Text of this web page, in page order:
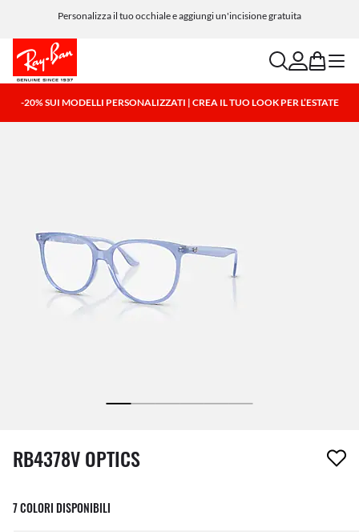
Personalizza il tuo occhiale e aggiungi un'incisione gratuita
searchaccount
bag menu
-20% SUI MODELLI PERSONALIZZATI | CREA IL TUO LOOK PER L’ESTATE
1 articolo è stato aggiunto alla tua wishlist
RB4378V OPTICS
7 COLORI DISPONIBILI